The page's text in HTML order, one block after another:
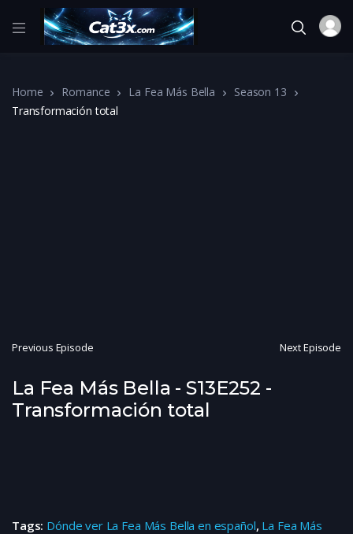
Home Romance La Fea Más Bella
Season 13
Transformación total
Previous Episode Next Episode
La Fea Más Bella - S13E252 -
Transformación total
Tags: Dónde ver La Fea Más Bella en español, La Fea Más